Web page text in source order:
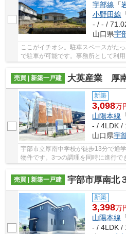
宇部線 「
小野田線
- / - /
山口県宇
ここがイチオシ。駐車スペースがた
で駐車が可能です。事務所として利
売買 | 新築一戸建
大英産業 厚
新築
3,098万
山陽本線
- / 4LDK /
山口県宇
宇部市立厚南中学校が徒歩13分で通
物件です。3つの調理を同時に進行で
売買 | 新築一戸建
宇部市厚南北
新築
3,398万
山陽本線
- / 4LDK /